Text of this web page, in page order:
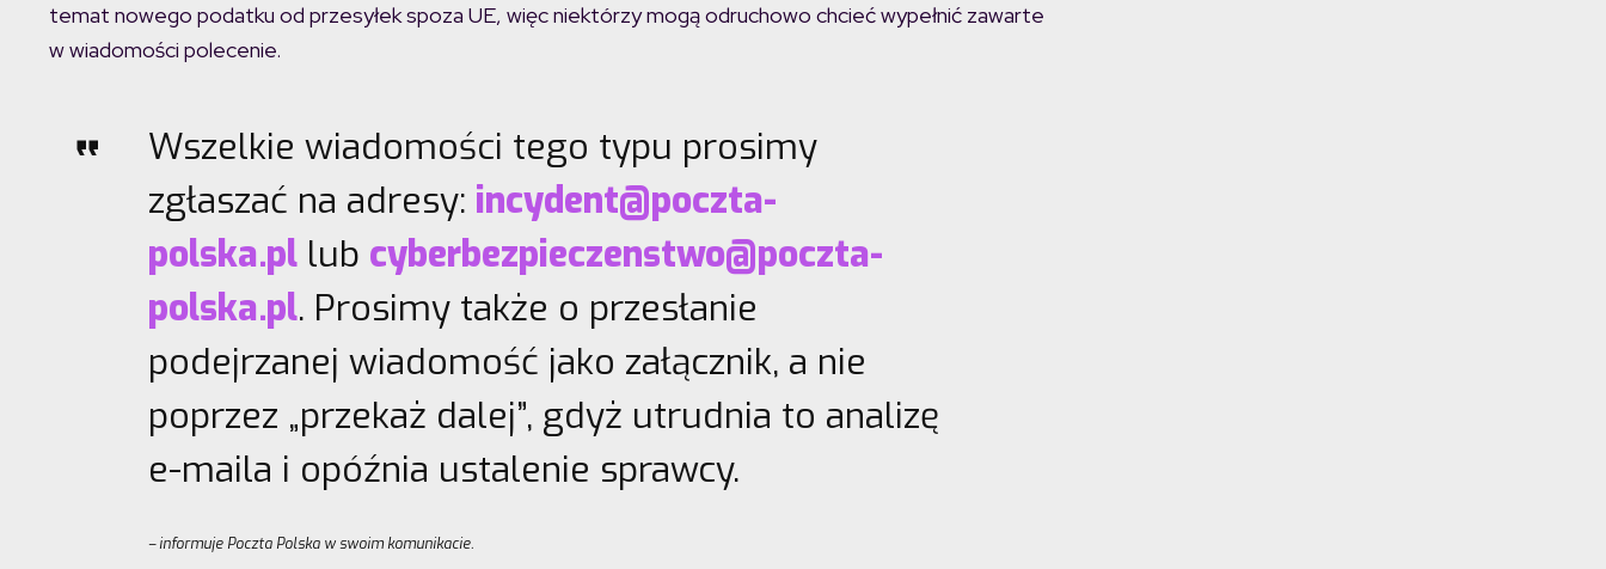
temat nowego podatku od przesyłek spoza UE, więc niektórzy mogą odruchowo chcieć wypełnić zawarte
w wiadomości polecenie.
Wszelkie wiadomości tego typu prosimy
zgłaszać na adresy: incydent@poczta-
polska.pl lub cyberbezpieczenstwo@poczta-
polska.pl. Prosimy także o przesłanie
podejrzanej wiadomość jako załącznik, a nie
poprzez „przekaż dalej”, gdyż utrudnia to analizę
e-maila i opóźnia ustalenie sprawcy.
– informuje Poczta Polska w swoim komunikacie.